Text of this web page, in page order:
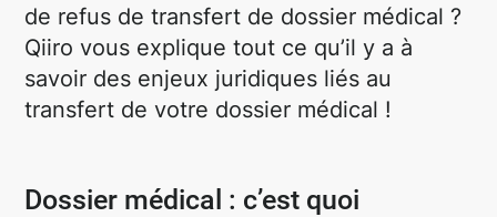
de refus de transfert de dossier médical ?
Qiiro vous explique tout ce qu’il y a à
savoir des enjeux juridiques liés au
transfert de votre dossier médical !
Dossier médical : c’est quoi